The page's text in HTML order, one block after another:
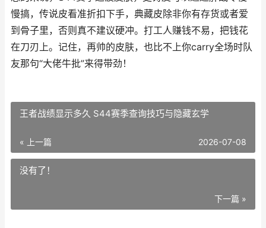
慢搞，传说皮看准折扣下手，典藏皮除非你有存货或者爱
到骨子里，否则真不建议硬冲。打工人赚钱不易，把钱花
在刀刃上。记住，再帅的皮肤，也比不上你carry全场时队
友那句“大佬牛批”来得带劲！
王者战绩显示多久 S44赛季查询技巧与隐藏玄学
« 上一篇 2026-07-08
没有了！
下一篇 »